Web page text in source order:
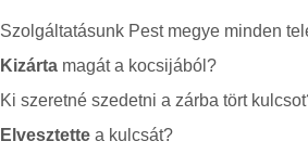
Szolgáltatásunk Pest megye minden
Kizárta magát a kocsijából?
Ki szeretné szedetni a zárba tört
Elvesztette a kulcsát?